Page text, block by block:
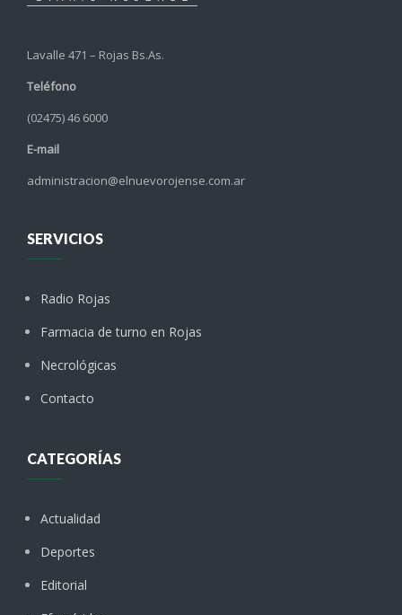
Lavalle 471 – Rojas Bs.As.
Teléfono
(02475) 46 6000
E-mail
administracion@elnuevorojense.com.ar
SERVICIOS
Radio Rojas
Farmacia de turno en Rojas
Necrológicas
Contacto
CATEGORÍAS
Actualidad
Deportes
Editorial